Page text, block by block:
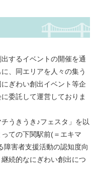
するイベントの開催を通
、同エリアを人々の集う
ぎわい創出イベント等企
委託して運営しておりま
うきうき♪フェスタ」を以
ての下関駅前(＝エキマ
障害者支援活動の認知度向
続的なにぎわい創出につ